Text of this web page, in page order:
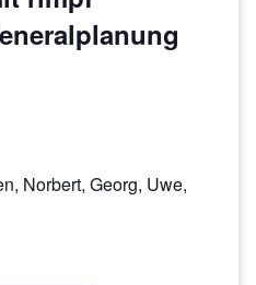
Norbert, Georg, Uwe,